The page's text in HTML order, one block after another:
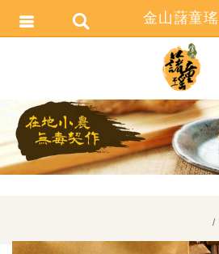
金山藷童瑤
會員登入
會員註冊
忘記密碼
訂單查詢
追蹤清單
繁體中文